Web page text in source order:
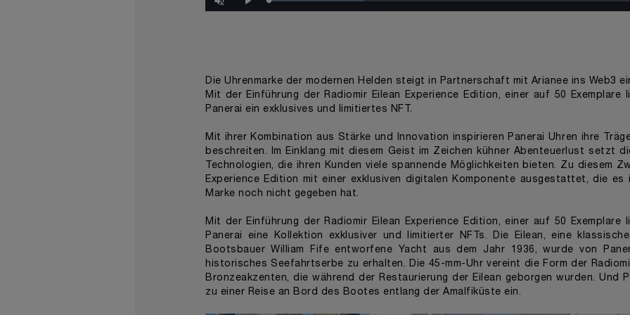
Play Loaded:
Progress:
0%
Die Uhrenmarke der modernen Helden steigt in Partnerschaft mit Arianee ins Web3
Mit der Einführung der
Radiomir Eilean Experience Edition, einer auf 50 Exemplare
Panerai ein exklusives und limitiertes NFT.
Mit ihrer Kombination aus Stärke und Innovation inspirieren Panerai Uhren ihre
beschreiten. Im Einklang mit diesem Geist im Zeichen kühner Abenteuerlust setzt
Technologien, die ihren Kunden viele spannende Möglichkeiten bieten. Zu diesem
Experience Edition mit einer exklusiven digitalen Komponente ausgestattet, die
Marke noch nicht gegeben hat.
Mit der Einführung der Radiomir Eilean Experience Edition, einer auf 50 Exemplare
Panerai eine Kollektion exklusiver und limitierter NFTs. Die Eilean, eine
Bootsbauer William Fife entworfene Yacht aus dem Jahr 1936, wurde von
historisches Seefahrtserbe zu erhalten. Die 45-mm-Uhr vereint die Form der
Bronzeakzenten, die während der Restaurierung der Eilean geborgen wurden. Und
zu einer Reise an Bord des Bootes entlang der Amalfiküste ein.